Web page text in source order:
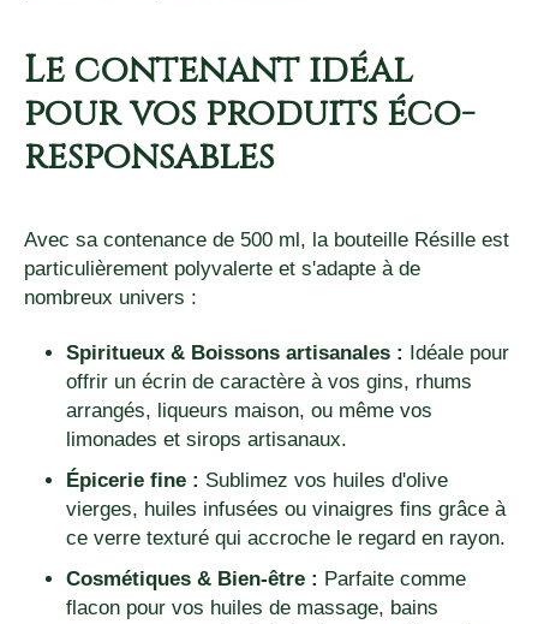
Le contenant idéal
pour vos produits éco-
responsables
Avec sa contenance de 500 ml, la bouteille Résille est
particulièrement polyvalerte et s'adapte à de
nombreux univers :
Spiritueux & Boissons artisanales :
Idéale pour
offrir un écrin de caractère à vos gins, rhums
arrangés, liqueurs maison, ou même vos
limonades et sirops artisanaux.
Épicerie fine : Sublimez vos huiles d'olive
vierges, huiles infusées ou vinaigres fins grâce à
ce verre texturé qui accroche le regard en rayon.
Cosmétiques & Bien-être : Parfaite comme
flacon pour vos huiles de massage, bains